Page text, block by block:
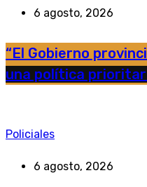
6 agosto, 2026
“El Gobierno
una política
Policiales
6 agosto, 2026